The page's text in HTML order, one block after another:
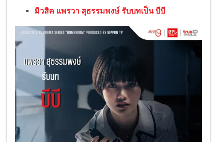
มิวสิค แพรวา สุธรรมพงษ์ รับบทเป็น บีบี